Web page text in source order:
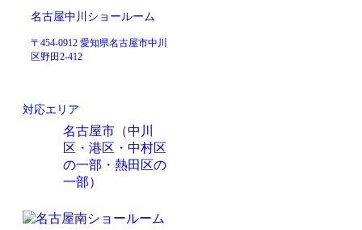
名古屋中川ショールーム
〒454-0912 愛知県名古屋市中川
区野田2-412
対応エリア
名古屋市（中川
区・港区・中村区
の一部・熱田区の
一部）